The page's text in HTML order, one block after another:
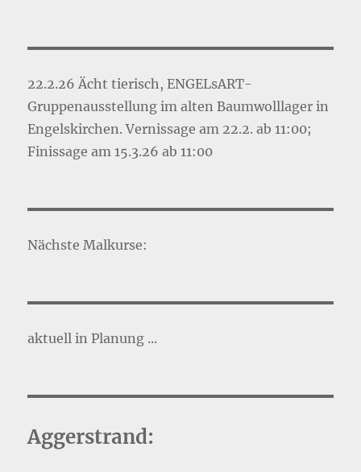
22.2.26 Ächt tierisch, ENGELsART-
Gruppenausstellung im alten Baumwolllager in
Engelskirchen. Vernissage am 22.2. ab 11:00;
Finissage am 15.3.26 ab 11:00
Nächste Malkurse:
aktuell in Planung ...
Aggerstrand: